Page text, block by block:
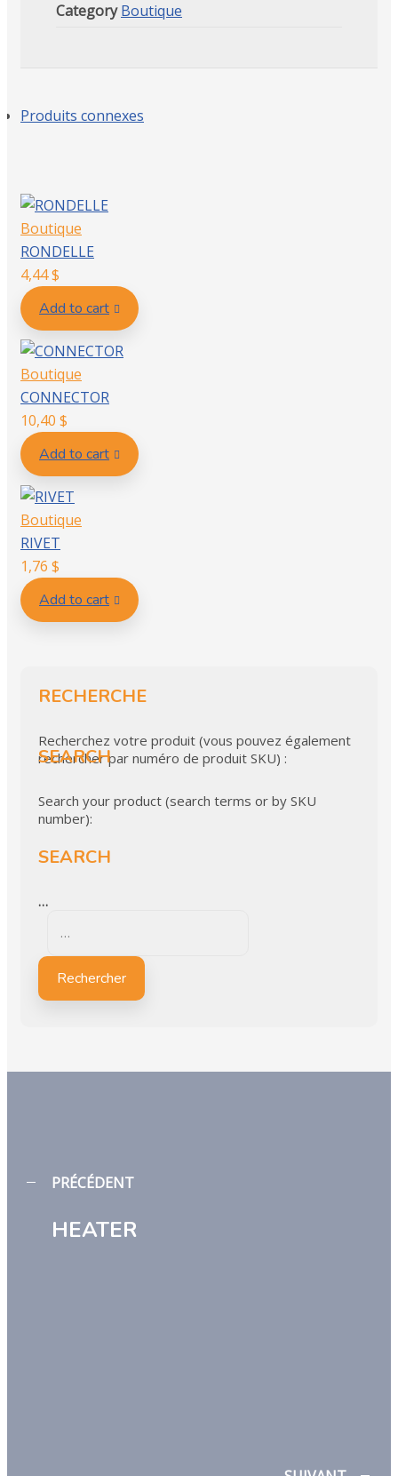
Category Boutique
Produits connexes
Boutique
RONDELLE
4,44$
Add to cart
Boutique
CONNECTOR
10,40 $
Add to cart
Boutique
RIVET
1,76 $
Add to cart
RECHERCHE
Recherchez votre produit (vous pouvez également
rechercher par numéro de produit SKU) :
SEARCH
Search your product (search terms or by SKU
number):
SEARCH
…
Rechercher
PRÉCÉDENT
HEATER